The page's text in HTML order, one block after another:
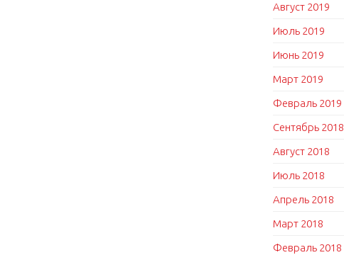
Август 2019
Июль 2019
Июнь 2019
Март 2019
Февраль 2019
Сентябрь 2018
Август 2018
Июль 2018
Апрель 2018
Март 2018
Февраль 2018